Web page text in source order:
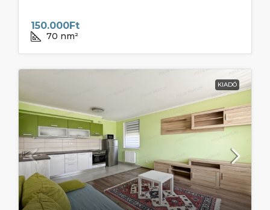
150.000Ft
70 nm²
KIADÓ